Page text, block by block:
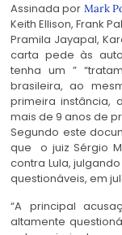
Assinada por Mark
Keith Ellison, Frank
Pramila Jayapal,
carta pede às
tenha um ”
brasileira, ao
primeira instância,
mais de 9 anos de
Segundo este
que o juiz Sérgio
contra Lula,
questionáveis, em
“A principal
altamente